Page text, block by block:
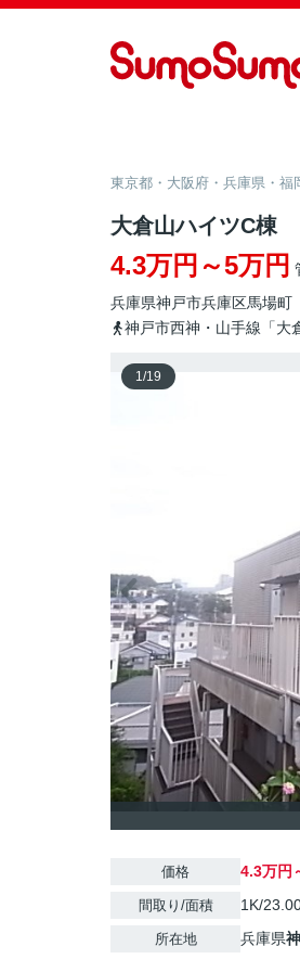
東京都・大阪府・兵庫県・福
大倉山ハイツC棟
4.3万円～5万円
兵庫県神戸市兵庫区馬場町
神戸市西神・山手線「大
1/19
価格 4.3万円
間取り/面積 1K/
所在地 兵庫県